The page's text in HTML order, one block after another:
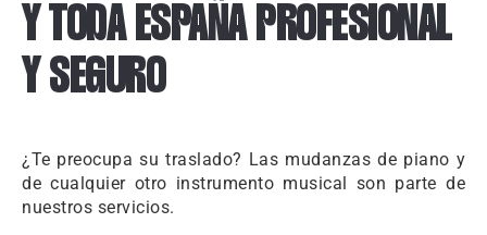
Y TODA ESPAÑA PROFESIONAL
Y SEGURO
¿Te preocupa su traslado? Las mudanzas de piano y
de cualquier otro instrumento musical son parte de
nuestros servicios.